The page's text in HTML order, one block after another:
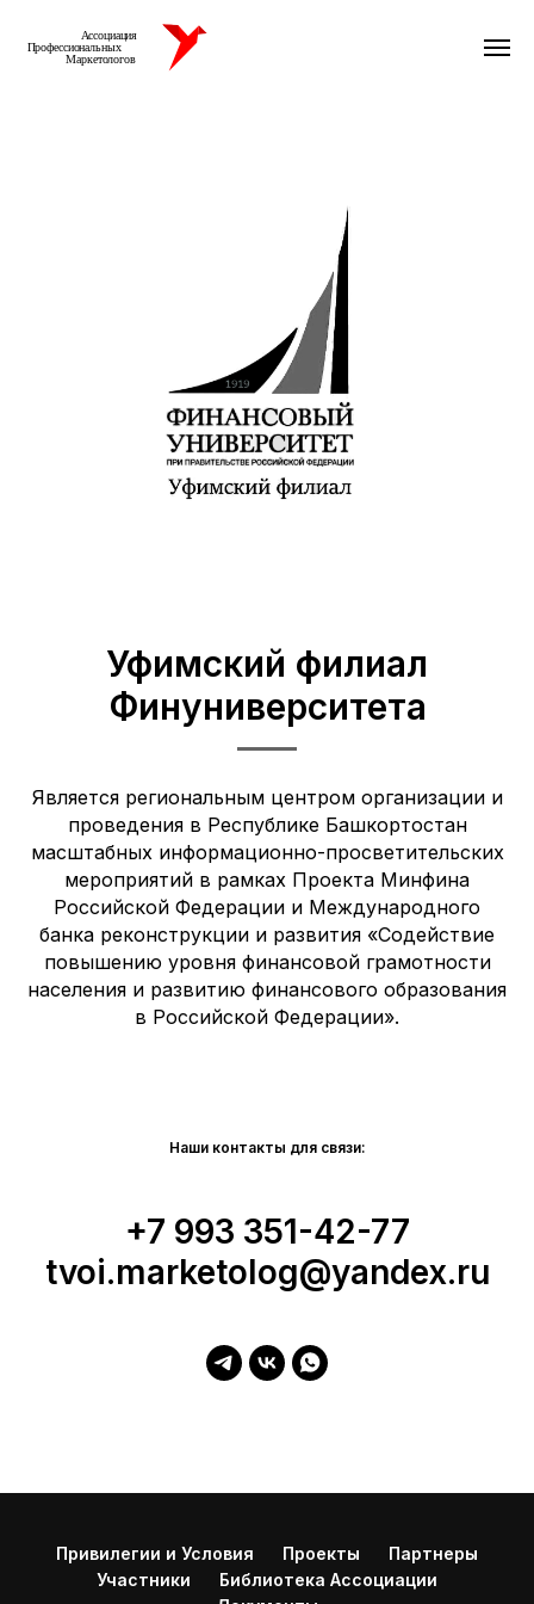
Уфимский филиал
Финуниверситета
Является региональным центром организации и
проведения в Республике Башкортостан
масштабных информационно-просветительских
мероприятий в рамках Проекта Минфина
Российской Федерации и Международного
банка реконструкции и развития «Содействие
повышению уровня финансовой грамотности
населения и развитию финансового образования
в Российской Федерации».
Наши контакты для связи:
+7 993 351-42-77
tvoi.marketolog@yandex.ru
Привилегии и Условия Проекты
Партнеры
Участники
Библиотека Ассоциации